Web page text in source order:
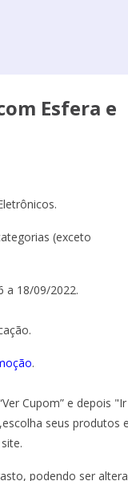
Esfera e
(exceto
a 18/09/2022.
.
Cupom” e depois "Ir
seus produtos
podendo ser